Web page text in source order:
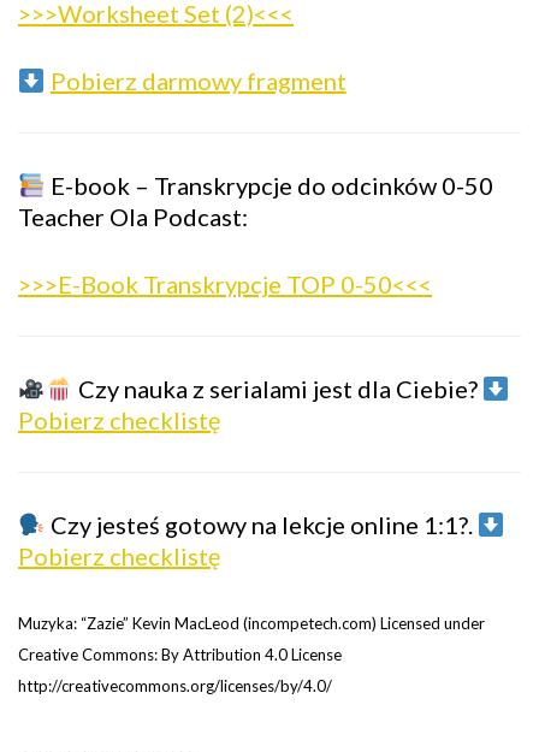
>>>Worksheet Set (2)<<<
Pobierz darmowy fragment
E-book – Transkrypcje do odcinków 0-50
Teacher Ola Podcast:
>>>E-Book Transkrypcje TOP 0-50<<<
Czy nauka z serialami jest dla Ciebie?
Pobierz checklistę
Czy jesteś gotowy na lekcje online 1:1?.
Pobierz checklistę
Muzyka: “Zazie” Kevin MacLeod (incompetech.com) Licensed under
Creative Commons: By Attribution 4.0 License
http://creativecommons.org/licenses/by/4.0/